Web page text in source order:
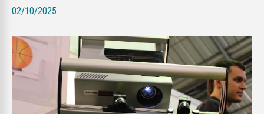
ПЕРЕЙТИ НА
02/10/2025